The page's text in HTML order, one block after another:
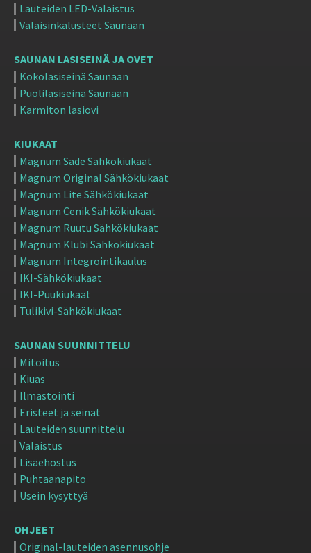
Lauteiden LED-Valaistus
Valaisinkalusteet Saunaan
SAUNAN LASISEINÄ JA OVET
Kokolasiseinä Saunaan
Puolilasiseinä Saunaan
Karmiton lasiovi
KIUKAAT
Magnum Sade Sähkökiukaat
Magnum Original Sähkökiukaat
Magnum Lite Sähkökiukaat
Magnum Cenik Sähkökiukaat
Magnum Ruutu Sähkökiukaat
Magnum Klubi Sähkökiukaat
Magnum Integrointikaulus
IKI-Sähkökiukaat
IKI-Puukiukaat
Tulikivi-Sähkökiukaat
SAUNAN SUUNNITTELU
Mitoitus
Kiuas
Ilmastointi
Eristeet ja seinät
Lauteiden suunnittelu
Valaistus
Lisäehostus
Puhtaanapito
Usein kysyttyä
OHJEET
Original-lauteiden asennusohje